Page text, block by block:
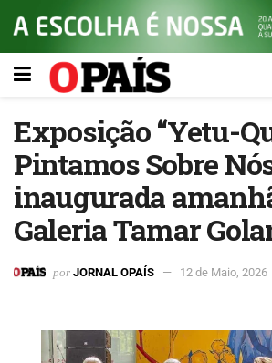
Exposição “Yetu-
Pintamos Sobre
inaugurada
Galeria Tamar
por JORNAL OPAÍS 12 de Maio, 2026